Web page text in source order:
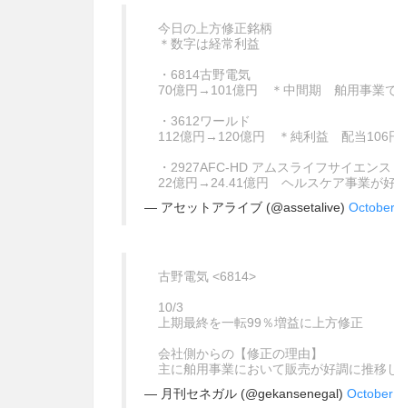
今日の上方修正銘柄
＊数字は経常利益
・6814古野電気
70億円→101億円 ＊中間期 舶用事業
・3612ワールド
112億円→120億円 ＊純利益 配当106
・2927AFC-HD アムスライフサイエンス
22億円→24.41億円 ヘルスケア事業が
— アセットアライブ (@assetalive)
古野電気 <6814>
10/3
上期最終を一転99％増益に上方修正
会社側からの【修正の理由】
主に舶用事業において販売が好調に推
— 月刊セネガル (@gekansenegal)